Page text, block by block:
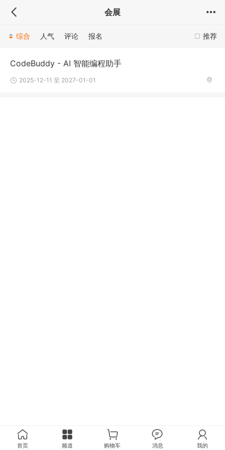
会展
推荐
综合 人气 评论 报名
CodeBuddy - AI 智能编程助手
2025-12-11 至 2027-01-01
首页 频道 购物车 消息 我的